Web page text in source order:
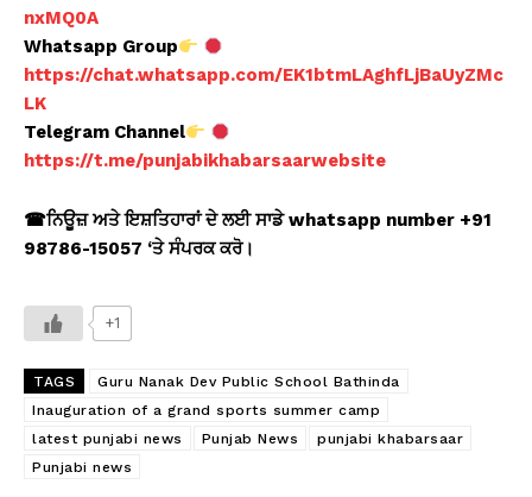
nxMQ0A
Whatsapp Group
https://chat.whatsapp.com/EK1btmLAghfLjBaUyZMc
LK
Telegram Channel
https://t.me/punjabikhabarsaarwebsite
☎ਨਿਊਜ਼ ਅਤੇ ਇਸ਼ਤਿਹਾਰਾਂ ਦੇ ਲਈ ਸਾਡੇ whatsapp number +91
98786-15057 ‘ਤੇ ਸੰਪਰਕ ਕਰੋ।
+1
TAGS
Guru Nanak Dev Public School Bathinda
Inauguration of a grand sports summer camp
latest punjabi news
Punjab News
punjabi khabarsaar
Punjabi news